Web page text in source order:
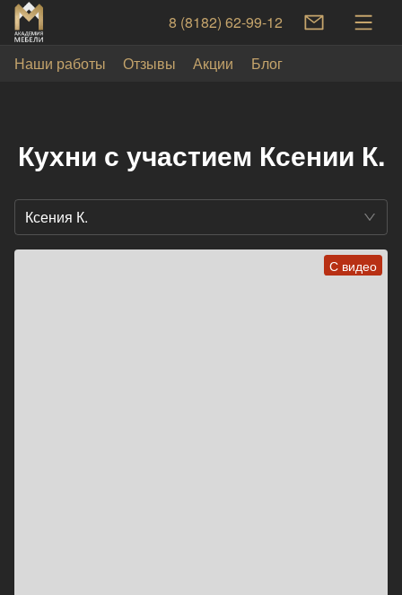
8 (8182) 62-99-12
Наши работы Отзывы Акции Блог
Кухни с участием Ксении К.
Ксения К.
С видео